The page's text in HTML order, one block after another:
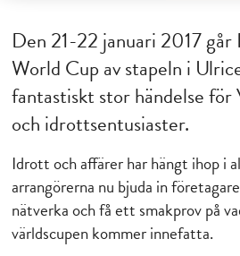
Den 21-22 januari 2017
World Cup av stapeln i
fantastiskt stor händelse för
och idrottsentusiaster.
Idrott och affärer har hängt ihop i
arrangörerna nu bjuda in
nätverka och få ett smakprov på
världscupen kommer innefatta.